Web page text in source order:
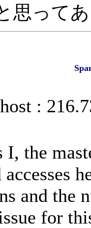
思って
:
I, the
and the
for